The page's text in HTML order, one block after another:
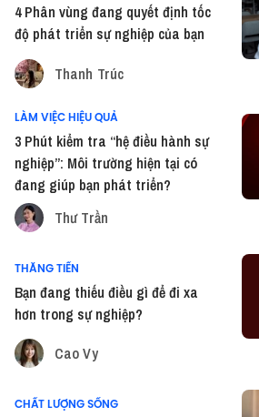
4 Phân vùng đang quyết định tốc
độ phát triển sự nghiệp của bạn
Thanh Trúc
LÀM VIỆC HIỆU QUẢ
3 Phút kiểm tra “hệ điều hành sự
nghiệp”: Môi trường hiện tại có
đang giúp bạn phát triển?
Thư Trần
THĂNG TIẾN
Bạn đang thiếu điều gì để đi xa
hơn trong sự nghiệp?
Cao Vy
CHẤT LƯỢNG SỐNG